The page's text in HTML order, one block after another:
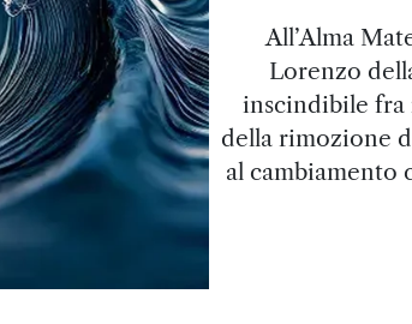
All’Alma
Lorenzo
inscindibile fra
della rimozione
al cambiamento